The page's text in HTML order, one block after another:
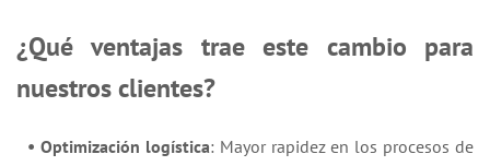
¿Qué ventajas trae este cambio para
nuestros clientes?
• Optimización logística: Mayor rapidez en los procesos de